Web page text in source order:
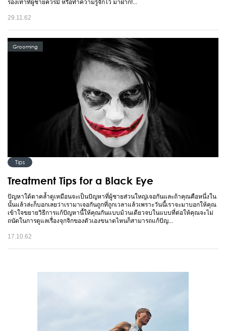
รองเท้าที่ผู้ชายควรมี หรือทำความรู้จักไว้ มาฝาก!...
29.11.62
Grooming
Tips
Treatment Tips for a Black Eye
ปัญหาใต้ตาคล้ำดูเหมือนจะเป็นปัญหาที่ผู้ชายส่วนใหญ่เจอกันและถ้าคุณคือหนึ่งใน
นั้นแล้วล่ะก็บอกเลยว่าเรามาเจอกันถูกที่ถูกเวลาแล้วเพราะวันนี้เราจะมาบอกให้คุณ
เข้าใจขยายวิธีการแก้ปัญหานี้ให้คุณกันแบบม้วนเดียวจบในแบบที่ต่อให้คุณจะไม่
ถนัดในการดูแลเรื่องจุกจิกของตัวเองขนาดไหนก็สามารถแก้ปัญ...
17.10.62